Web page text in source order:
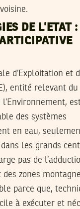
DE L’ETAT
d’Exploitation et
entité relevant
des systèmes
en eau,
les grands
pas de
zones
parce que,
à exécuter et